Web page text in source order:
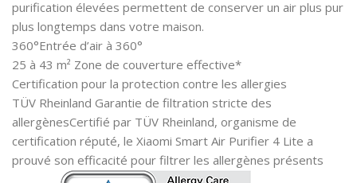
purification élevées permettent de conserver un air plus pur
plus longtemps dans votre maison.
360°Entrée d’air à 360°
25 à 43 m² Zone de couverture effective*
Certification pour la protection contre les allergies
TÜV Rheinland Garantie de filtration stricte des
allergènesCertifié par TÜV Rheinland, organisme de
certification réputé, le Xiaomi Smart Air Purifier 4 Lite a
prouvé son efficacité pour filtrer les allergènes présents